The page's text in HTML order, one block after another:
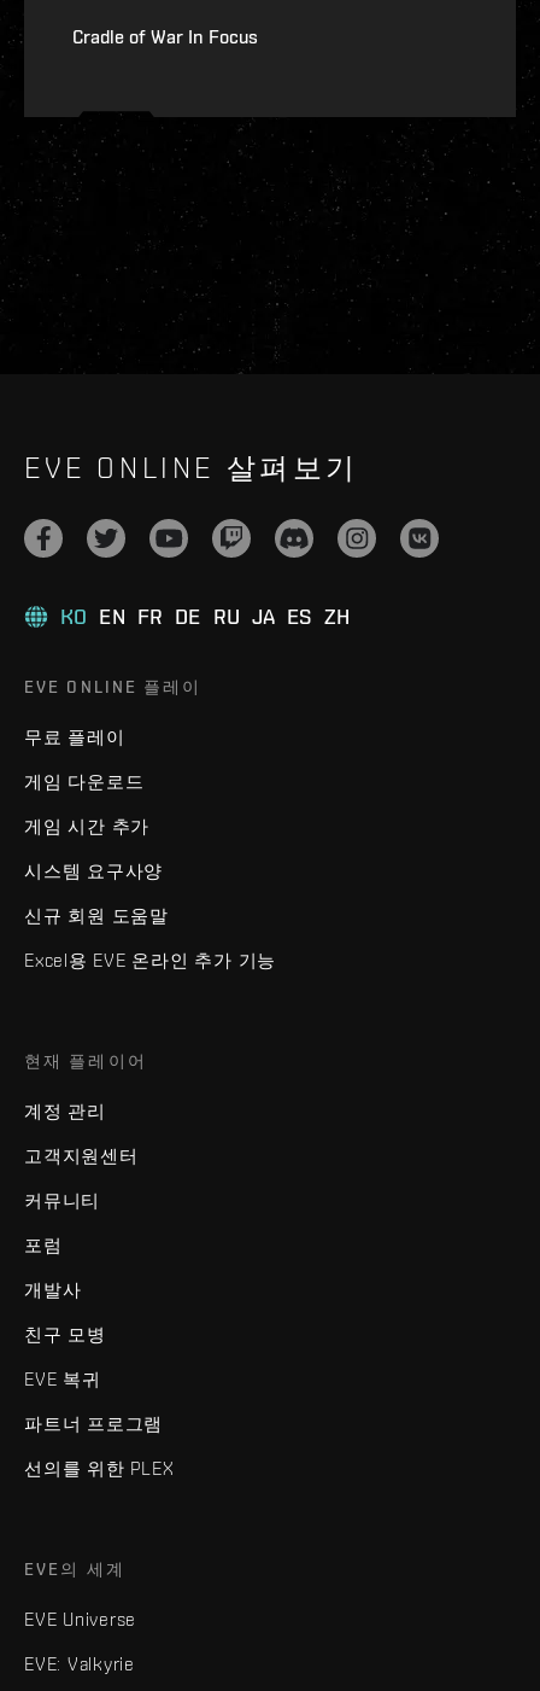
Cradle of War In Focus
EVE ONLINE 살펴보기
KO EN FR DE RU JA ES ZH
EVE ONLINE 플레이
무료 플레이
게임 다운로드
게임 시간 추가
시스템 요구사양
신규 회원 도움말
Excel용 EVE 온라인 추가 기능
현재 플레이어
계정 관리
고객지원센터
커뮤니티
포럼
개발사
친구 모병
EVE 복귀
파트너 프로그램
선의를 위한 PLEX
EVE의 세계
EVE Universe
EVE: Valkyrie